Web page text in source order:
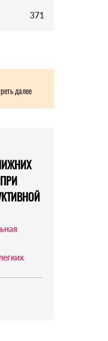
371
далее